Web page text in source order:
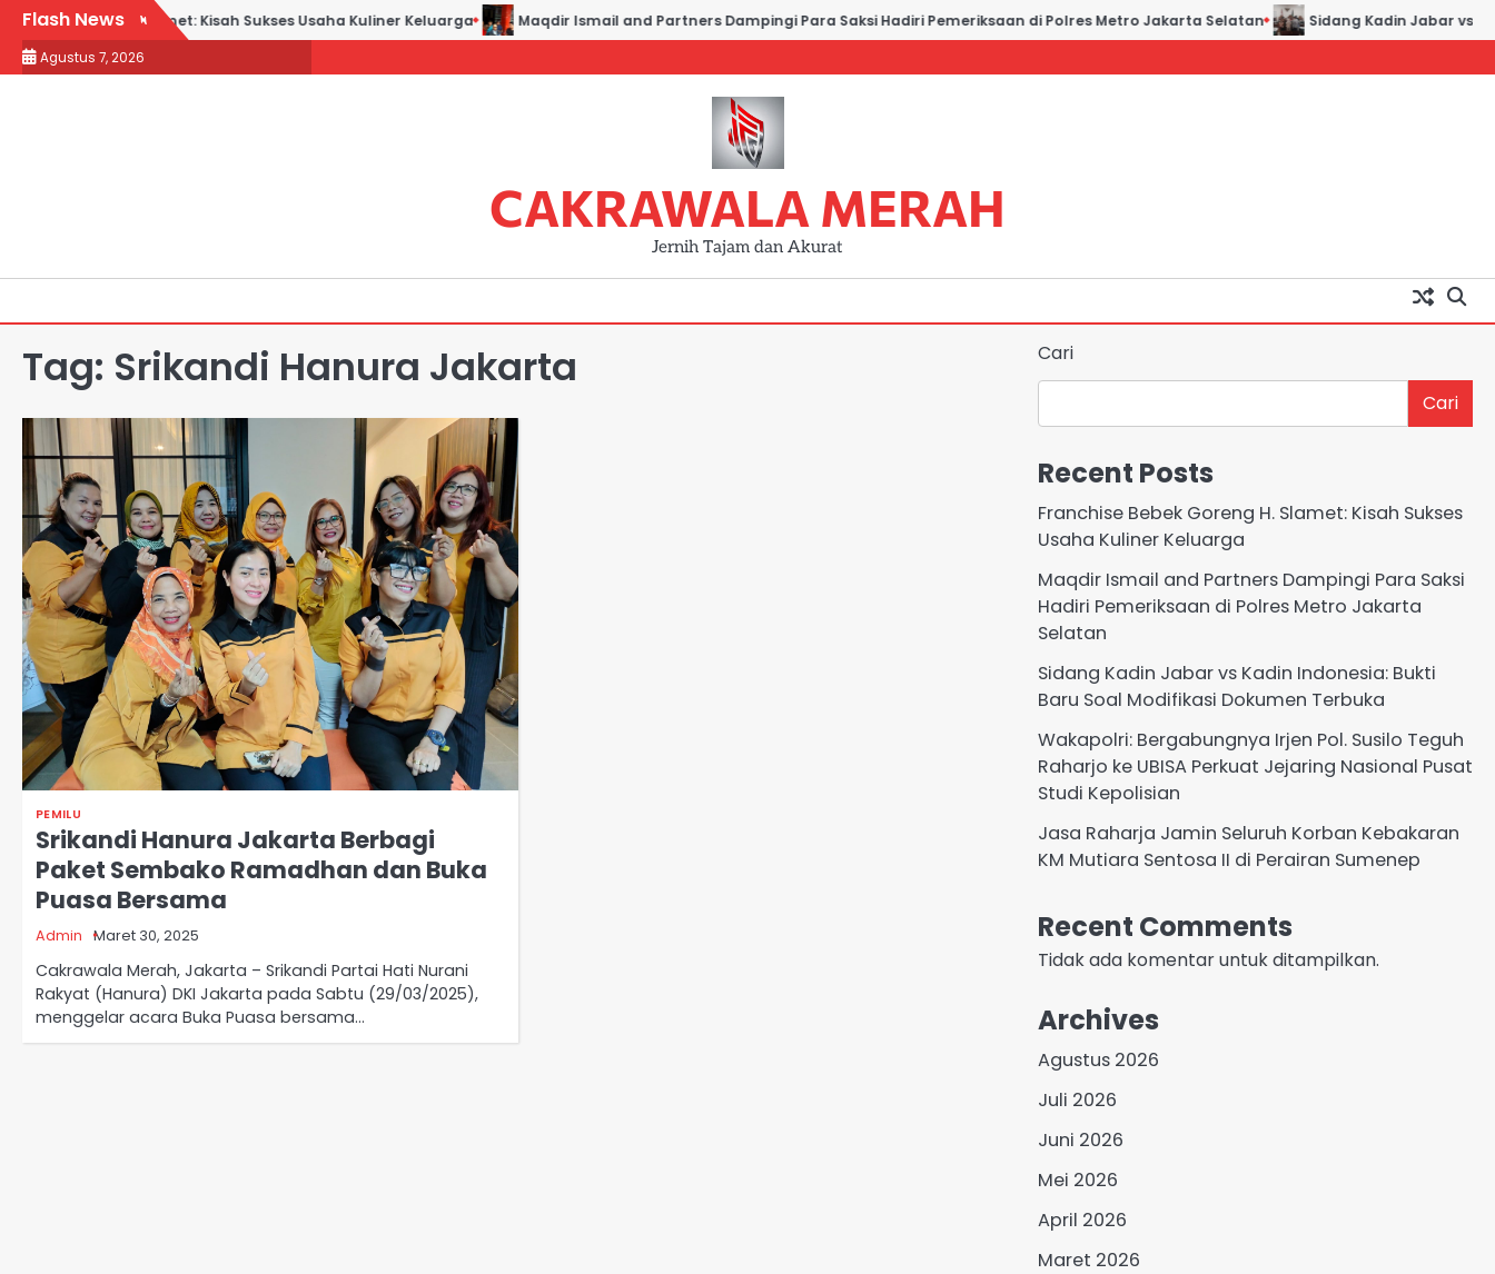
Skip
content
Flash News
Goreng H. Slamet: Kisah Sukses Usaha Kuliner Keluarga Maqdir Ismail and Partners Dampingi Para Saksi Hadiri Pemeriksaan di Polres Metro Jakarta Selatan Sidang Kadin Jabar vs
Agustus 7, 2026
CAKRAWALA MERAH
Jernih Tajam dan Akurat
Tag: Srikandi Hanura Jakarta
PEMILU
Srikandi Hanura Jakarta Berbagi
Paket Sembako Ramadhan dan Buka
Puasa Bersama
Admin Maret 30, 2025
Cakrawala Merah, Jakarta – Srikandi Partai Hati Nurani
Rakyat (Hanura) DKI Jakarta pada Sabtu (29/03/2025),
menggelar acara Buka Puasa bersama…
Cari
Cari
Recent Posts
Franchise Bebek Goreng H. Slamet: Kisah Sukses
Usaha Kuliner Keluarga
Maqdir Ismail and Partners Dampingi Para Saksi
Hadiri Pemeriksaan di Polres Metro Jakarta
Selatan
Sidang Kadin Jabar vs Kadin Indonesia: Bukti
Baru Soal Modifikasi Dokumen Terbuka
Wakapolri: Bergabungnya Irjen Pol. Susilo Teguh
Raharjo ke UBISA Perkuat Jejaring Nasional Pusat
Studi Kepolisian
Jasa Raharja Jamin Seluruh Korban Kebakaran
KM Mutiara Sentosa II di Perairan Sumenep
Recent Comments
Tidak ada komentar untuk ditampilkan.
Archives
Agustus 2026
Juli 2026
Juni 2026
Mei 2026
April 2026
Maret 2026